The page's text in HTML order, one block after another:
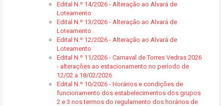
Edital N.º 14/2026 - Alteração ao Alvará de
Loteamento
Edital N.º 13/2026 - Alteração ao Alvará de
Loteamento
Edital N.º 12/2026 - Alteração ao Alvará de
Loteamento
Edital N.º 11/2026 - Carnaval de Torres Vedras 2026
- alterações ao estacionamento no período de
12/02 a 18/02/2026
Edital N.º 10/2026 - Horários e condições de
funcionamento dos estabelecimentos dos grupos
2 e 3 nos termos do regulamento dos horários de